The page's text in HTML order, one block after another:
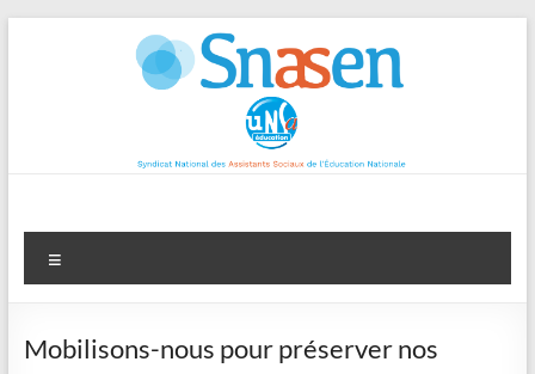
Mobilisons-nous pour préserver nos